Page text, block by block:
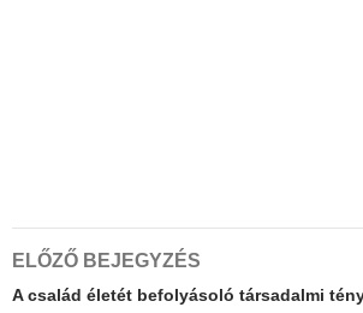
Bejegyzés
navigáció
ELŐZŐ BEJEGYZÉS
A család életét befolyásoló társadalmi